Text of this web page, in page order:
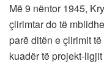
Më 9 nëntor 1945,
çlirimtar do të
parë ditën e çlirimit
kuadër të projekt-